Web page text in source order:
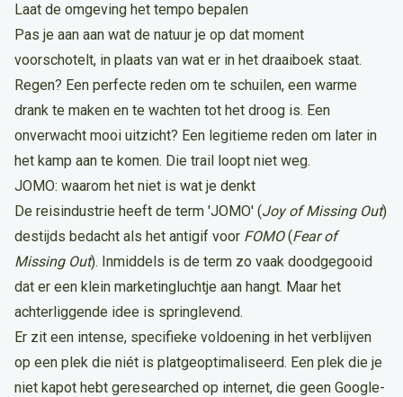
Laat de omgeving het tempo bepalen
Pas je aan aan wat de natuur je op dat moment
voorschotelt, in plaats van wat er in het draaiboek staat.
Regen? Een perfecte reden om te schuilen, een warme
drank te maken en te wachten tot het droog is. Een
onverwacht mooi uitzicht? Een legitieme reden om later in
het kamp aan te komen. Die trail loopt niet weg.
JOMO: waarom het niet is wat je denkt
De reisindustrie heeft de term 'JOMO' (Joy of Missing Out)
destijds bedacht als het antigif voor FOMO(Fear of
Missing Out). Inmiddels is de term zo vaak doodgegooid
dat er een klein marketingluchtje aan hangt. Maar het
achterliggende idee is springlevend.
Er zit een intense, specifieke voldoening in het verblijven
op een plek die niét is platgeoptimaliseerd. Een plek die je
niet kapot hebt geresearched op internet, die geen Google-